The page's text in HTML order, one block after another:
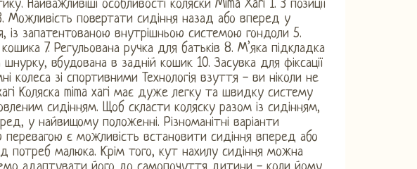
Найважливіші особливості коляски Mima Xari 1. 3 позиції
Можливість повертати сидіння назад або вперед у
із запатентованою внутрішньою системою гондоли 5.
7. Регульована ручка для батьків 8. М’яка підкладка
вбудована в задній кошик 10. Засувка для фіксації
колеса зі спортивними Технологія взуття - ви ніколи не
Коляска mima xari має дуже легку та швидку систему
сидінням. Щоб скласти коляску разом із сидінням,
у найвищому положенні. Різноманітні варіанти
є можливість встановити сидіння вперед або
потреб малюка. Крім того, кут нахилу сидіння можна